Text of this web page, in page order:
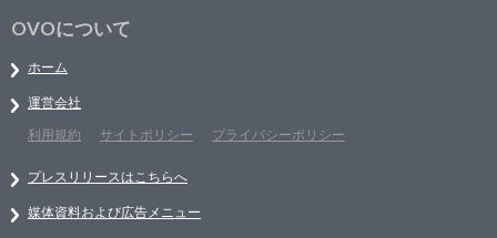
OVOについて
ホーム
運営会社
利用規約
サイトポリシー プライバシーポリシー
プレスリリースはこちらへ
媒体資料および広告メニュー